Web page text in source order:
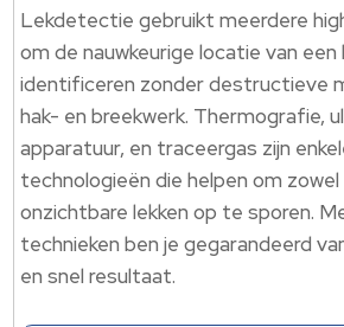
Lekdetectie gebruikt meerdere
om de nauwkeurige locatie van een
identificeren zonder destructieve
hak- en breekwerk. Thermografie,
apparatuur, en traceergas zijn
technologieën die helpen om
onzichtbare lekken op te sporen.
technieken ben je gegarandeerd
en snel resultaat.